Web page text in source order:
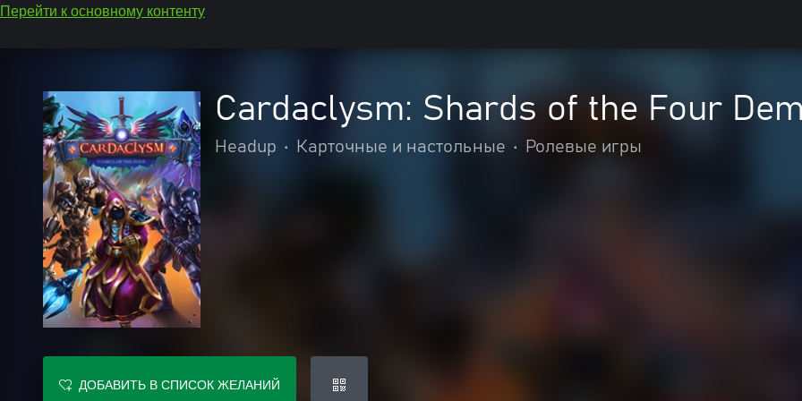
Перейти к основному контенту
Cardaclysm: Shards of the Four
Headup • Карточные и настольные • Ролевые игры
ДОБАВИТЬ В СПИСОК ЖЕЛАНИЙ